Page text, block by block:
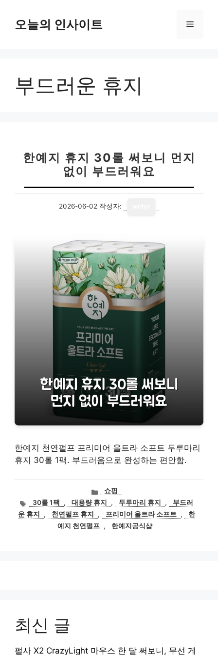
오늘의 인사이트 메
부드러운 휴지
한예지 휴지 30롤 써보니 먼지
없이 부드러워요
2026-06-02 작성자:
한예지 천연펄프 프리미어 울트라 소프트 두루마리
휴지 30롤 1팩. 부드러움으로 완성하는 편안함.
카
테
고
리
쇼핑
태
그
30롤 1팩 , 대용량 휴지 , 두루마리 휴지 ,
부드러
운 휴지
, 천연펄프 휴지 , 프리미어 울트라 소프트 ,
한
예지 천연펄프 , 한예지공식샵
최신 글
펄사 X2 CrazyLight 마우스 한 달 써보니, 무선 게